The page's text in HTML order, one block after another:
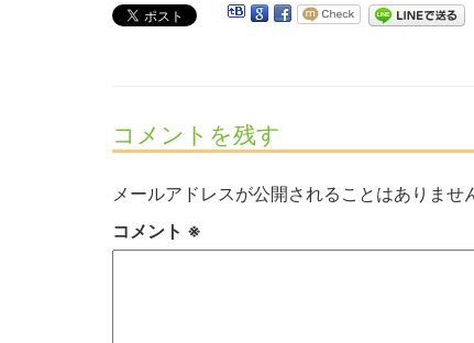
コメントを残す
メールアドレスが公開されることはありませ
コメント ※